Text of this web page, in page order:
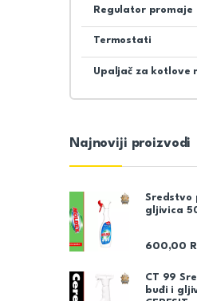
Regulator promaje
Termostati
Upaljač za kotlove
Najnoviji proizvodi
Sredstvo
gljivica
600,00
CT 99
buđi i